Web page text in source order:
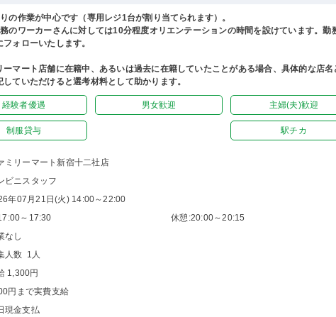
の作業が中心です（専用レジ1台が割り当てられます）。
のワーカーさんに対しては10分程度オリエンテーションの時間を設けています。勤
フォローいたします。
マート店舗に在籍中、あるいは過去に在籍していたことがある場合、具体的な店名
していただけると選考材料として助かります。
経験者優遇 男女歓迎 主婦(夫)歓迎
制服貸与 駅チカ
ミリーマート新宿十二社店
ビニスタッフ
年07月21日(火) 14:00～22:00
～17:30
休憩:20:00～20:15
なし
人数 1人
1,300円
円まで実費支給
現金支払